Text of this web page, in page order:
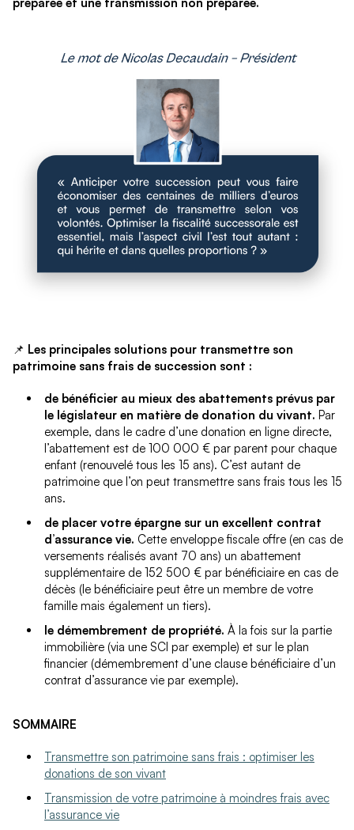
📌 Les principales solutions pour transmettre son
patrimoine sans frais de succession sont :
de bénéficier au mieux des abattements prévus par
le législateur en matière de donation du vivant. Par
exemple, dans le cadre d’une donation en ligne directe,
l’abattement est de 100 000 € par parent pour chaque
enfant (renouvelé tous les 15 ans). C’est autant de
patrimoine que l’on peut transmettre sans frais tous les 15
ans.
de placer votre épargne sur un excellent contrat
d’assurance vie. Cette enveloppe fiscale offre (en cas de
versements réalisés avant 70 ans) un abattement
supplémentaire de 152 500 € par bénéficiaire en cas de
décès (le bénéficiaire peut être un membre de votre
famille mais également un tiers).
le démembrement de propriété. À la fois sur la partie
immobilière (via une SCI par exemple) et sur le plan
financier (démembrement d’une clause bénéficiaire d’un
contrat d’assurance vie par exemple).
SOMMAIRE
Transmettre son patrimoine sans frais : optimiser les
donations de son vivant
Transmission de votre patrimoine à moindres frais avec
l’assurance vie